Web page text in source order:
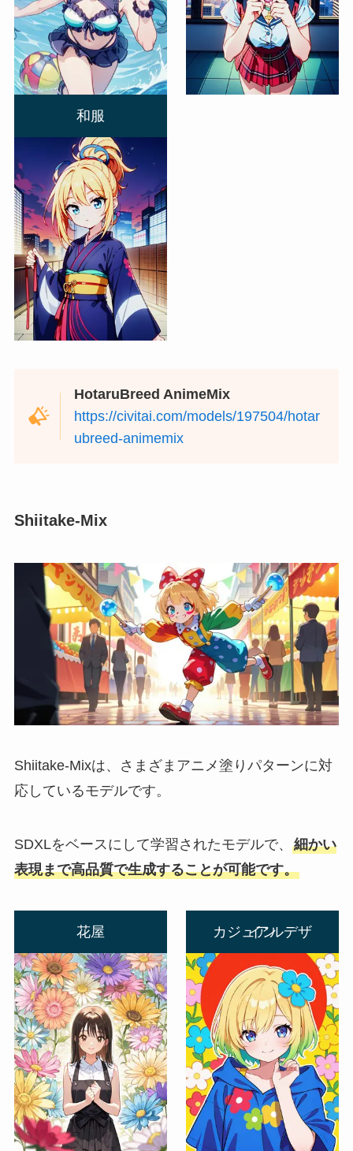
和服
HotaruBreed AnimeMix
https://civitai.com/models/197504/hotar
ubreed-animemix
Shiitake-Mix
Shiitake-Mixは、さまざまアニメ塗りパターンに対
応しているモデルです。
SDXLをベースにして学習されたモデルで、 細かい
表現まで高品質で生成することが可能です。
花屋 カジュアルデザイン